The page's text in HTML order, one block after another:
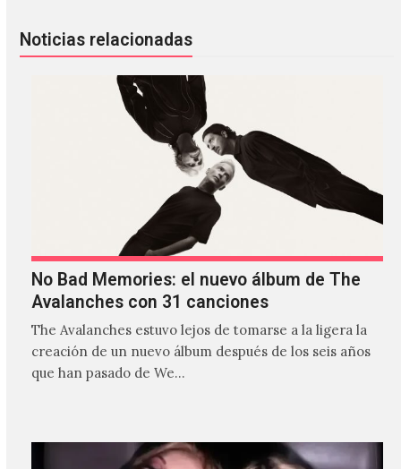
Noticias relacionadas
No Bad Memories: el nuevo álbum de The
Avalanches con 31 canciones
The Avalanches estuvo lejos de tomarse a la ligera la
creación de un nuevo álbum después de los seis años
que han pasado de We…